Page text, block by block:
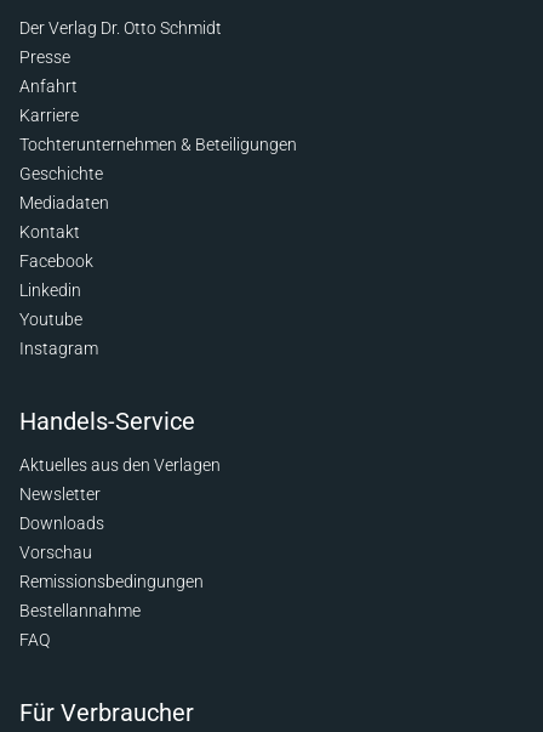
Der Verlag Dr. Otto Schmidt
Presse
Anfahrt
Karriere
Tochterunternehmen & Beteiligungen
Geschichte
Mediadaten
Kontakt
Facebook
Linkedin
Youtube
Instagram
Handels-Service
Aktuelles aus den Verlagen
Newsletter
Downloads
Vorschau
Remissionsbedingungen
Bestellannahme
FAQ
Für Verbraucher